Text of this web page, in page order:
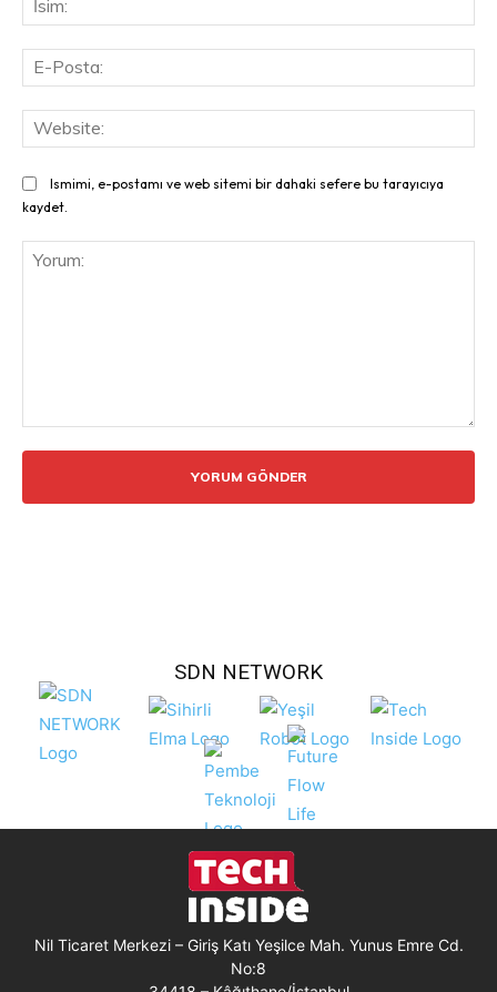
Ismimi, e-postamı ve web sitemi bir dahaki sefere bu tarayıcıya
kaydet.
SDN NETWORK
Nil Ticaret Merkezi – Giriş Katı Yeşilce Mah. Yunus Emre Cd.
No:8